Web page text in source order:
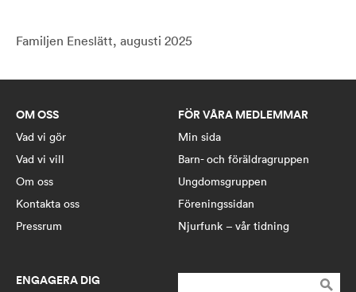
Familjen Eneslätt, augusti 2025
OM OSS
Vad vi gör
Vad vi vill
Om oss
Kontakta oss
Pressrum
ENGAGERA DIG
FÖR VÅRA MEDLEMMAR
Min sida
Barn- och föräldragruppen
Ungdomsgruppen
Föreningssidan
Njurfunk – vår tidning